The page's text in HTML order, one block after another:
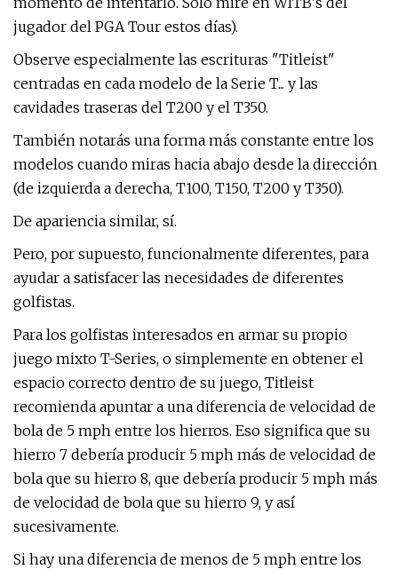
jugador del PGA Tour estos días).
Observe especialmente las escrituras "Titleist"
centradas en cada modelo de la Serie T... y las
cavidades traseras del T200 y el T350.
También notarás una forma más constante entre los
modelos cuando miras hacia abajo desde la dirección
(de izquierda a derecha, T100, T150, T200 y T350).
De apariencia similar, sí.
Pero, por supuesto, funcionalmente diferentes, para
ayudar a satisfacer las necesidades de diferentes
golfistas.
Para los golfistas interesados ​​en armar su propio
juego mixto T-Series, o simplemente en obtener el
espacio correcto dentro de su juego, Titleist
recomienda apuntar a una diferencia de velocidad de
bola de 5 mph entre los hierros. Eso significa que su
hierro 7 debería producir 5 mph más de velocidad de
bola que su hierro 8, que debería producir 5 mph más
de velocidad de bola que su hierro 9, y así
sucesivamente.
Si hay una diferencia de menos de 5 mph entre los